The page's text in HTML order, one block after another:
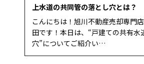
上水道の共同管の落とし穴とは？
こんにちは！旭川不動産売却専門
田です！本日は、“戸建ての共有水
穴”についてご紹介い…